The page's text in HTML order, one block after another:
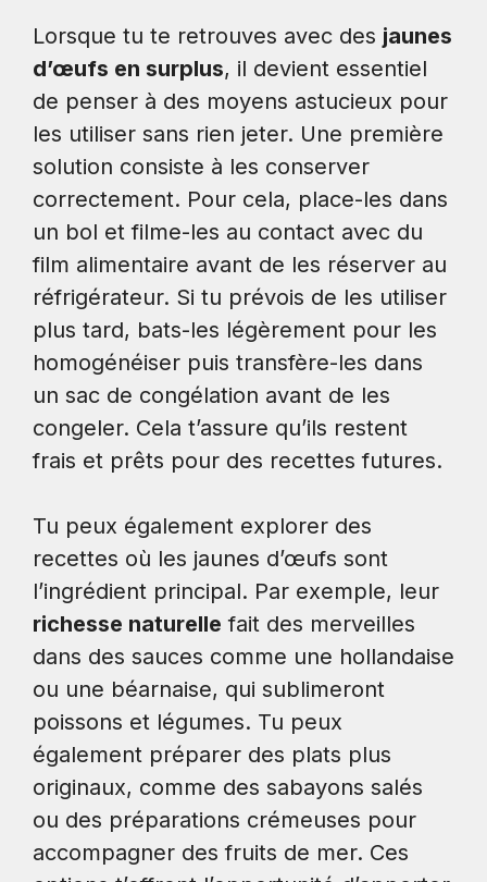
Lorsque tu te retrouves avec des jaunes
d’œufs en surplus, il devient essentiel
de penser à des moyens astucieux pour
les utiliser sans rien jeter. Une première
solution consiste à les conserver
correctement. Pour cela, place-les dans
un bol et filme-les au contact avec du
film alimentaire avant de les réserver au
réfrigérateur. Si tu prévois de les utiliser
plus tard, bats-les légèrement pour les
homogénéiser puis transfère-les dans
un sac de congélation avant de les
congeler. Cela t’assure qu’ils restent
frais et prêts pour des recettes futures.
Tu peux également explorer des
recettes où les jaunes d’œufs sont
l’ingrédient principal. Par exemple, leur
richesse naturelle fait des merveilles
dans des sauces comme une hollandaise
ou une béarnaise, qui sublimeront
poissons et légumes. Tu peux
également préparer des plats plus
originaux, comme des sabayons salés
ou des préparations crémeuses pour
accompagner des fruits de mer. Ces